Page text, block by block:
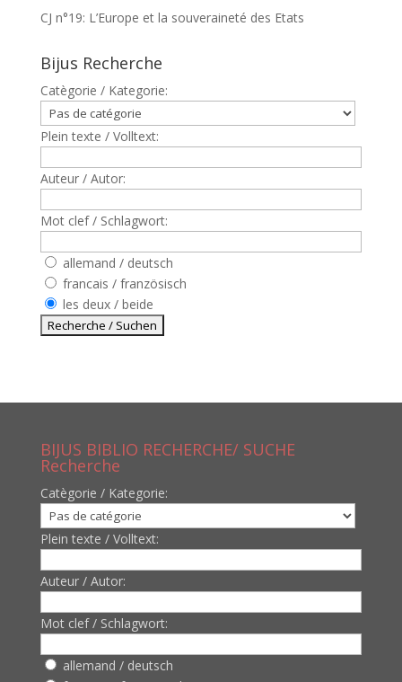
CJ n°19: L’Europe et la souveraineté des Etats
Bijus Recherche
Catègorie / Kategorie:
Plein texte / Volltext:
Auteur / Autor:
Mot clef / Schlagwort:
allemand / deutsch
francais / französisch
les deux / beide
BIJUS BIBLIO RECHERCHE/ SUCHE
Recherche
Catègorie / Kategorie:
Plein texte / Volltext:
Auteur / Autor:
Mot clef / Schlagwort:
allemand / deutsch